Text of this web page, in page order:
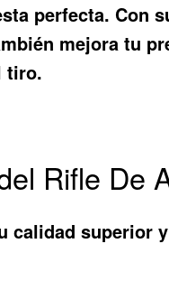
perfecta. Con
mejora tu
tiro.
Rifle De
calidad superior